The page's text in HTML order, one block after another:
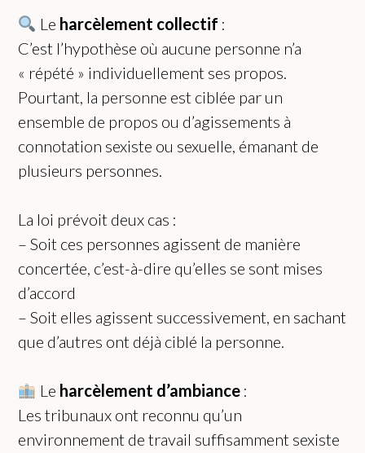
Le harcèlement collectif :
C’est l’hypothèse où aucune personne n’a
« répété » individuellement ses propos.
Pourtant, la personne est ciblée par un
ensemble de propos ou d’agissements à
connotation sexiste ou sexuelle, émanant de
plusieurs personnes.
La loi prévoit deux cas :
– Soit ces personnes agissent de manière
concertée, c’est-à-dire qu’elles se sont mises
d’accord
– Soit elles agissent successivement, en sachant
que d’autres ont déjà ciblé la personne.
Le harcèlement d’ambiance:
Les tribunaux ont reconnu qu’un
environnement de travail suffisamment sexiste